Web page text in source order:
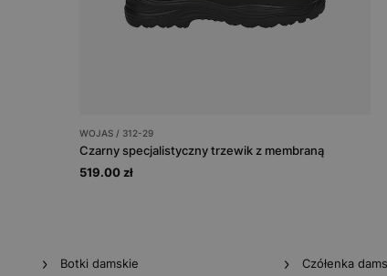
WOJAS / 312-29
Czarny specjalistyczny trzewik z membraną
519.00 zł
Botki damskie Czółenka